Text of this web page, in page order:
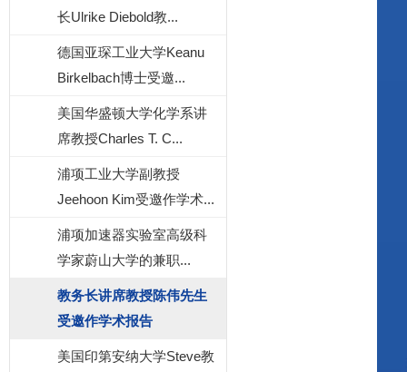
长Ulrike Diebold教...
德国亚琛工业大学Keanu
Birkelbach博士受邀...
美国华盛顿大学化学系讲
席教授Charles T. C...
浦项工业大学副教授
Jeehoon Kim受邀作学术...
浦项加速器实验室高级科
学家蔚山大学的兼职...
教务长讲席教授陈伟先生
受邀作学术报告
美国印第安纳大学Steve教